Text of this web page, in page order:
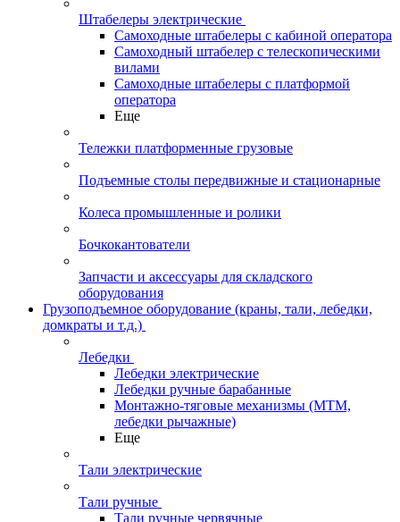
Штабелеры электрические
Самоходные штабелеры с кабиной оператора
Самоходный штабелер с телескопическими
вилами
Самоходные штабелеры с платформой
оператора
Еще
Тележки платформенные грузовые
Подъемные столы передвижные и стационарные
Колеса промышленные и ролики
Бочкокантователи
Запчасти и аксессуары для складского
оборудования
Грузоподъемное оборудование (краны, тали, лебедки,
домкраты и т.д.)
Лебедки
Лебедки электрические
Лебедки ручные барабанные
Монтажно-тяговые механизмы (МТМ,
лебедки рычажные)
Еще
Тали электрические
Тали ручные
Тали ручные червячные